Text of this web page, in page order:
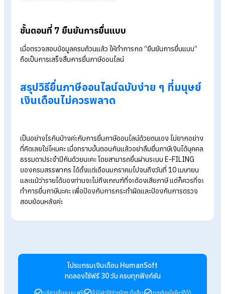
ทำการกรอกข้อมูลเงินได้ของตนเองเลือก “ระบุข้อมูล”
กรอกรายได้ทั้งปีตามใบ 50 ทวิ ได้แก่เงินได้ทั้งหมด, ภาษีหัก
จ่าย และเลขผู้จ่ายเงินได้
ตรวจสอบค่าลดหย่อนภาษีทั้งหมดกรณีที่มีค่าลดหย่อนภาษีเพิ่มเติม
สามารถปรับแก้ไขได้